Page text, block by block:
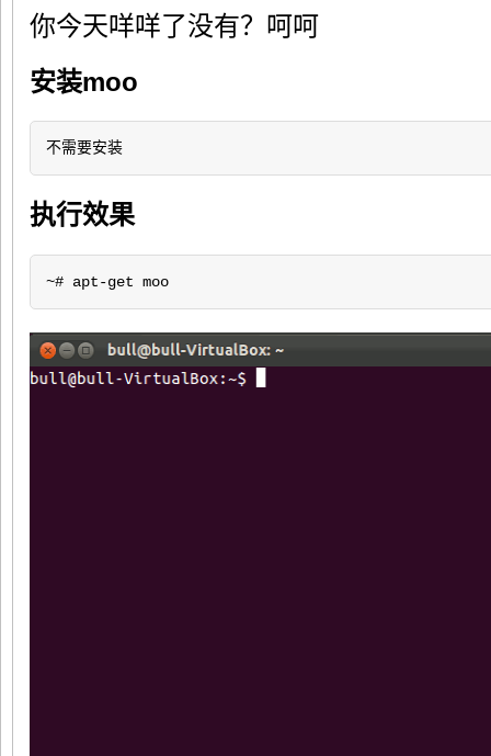
你今天咩咩了没有？呵呵
安装moo
不需要安装
执行效果
~# apt-get moo